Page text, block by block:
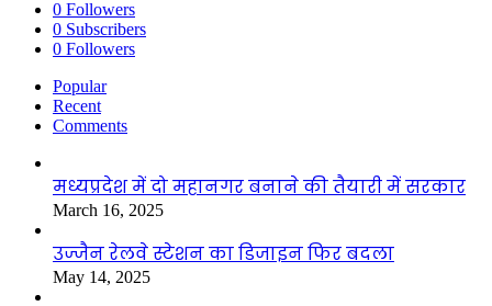
0 Followers
0 Subscribers
0 Followers
Popular
Recent
Comments
मध्यप्रदेश में दो महानगर बनाने की तैयारी में सरकार
March 16, 2025
उज्जैन रेलवे स्टेशन का डिजाइन फिर बदला
May 14, 2025